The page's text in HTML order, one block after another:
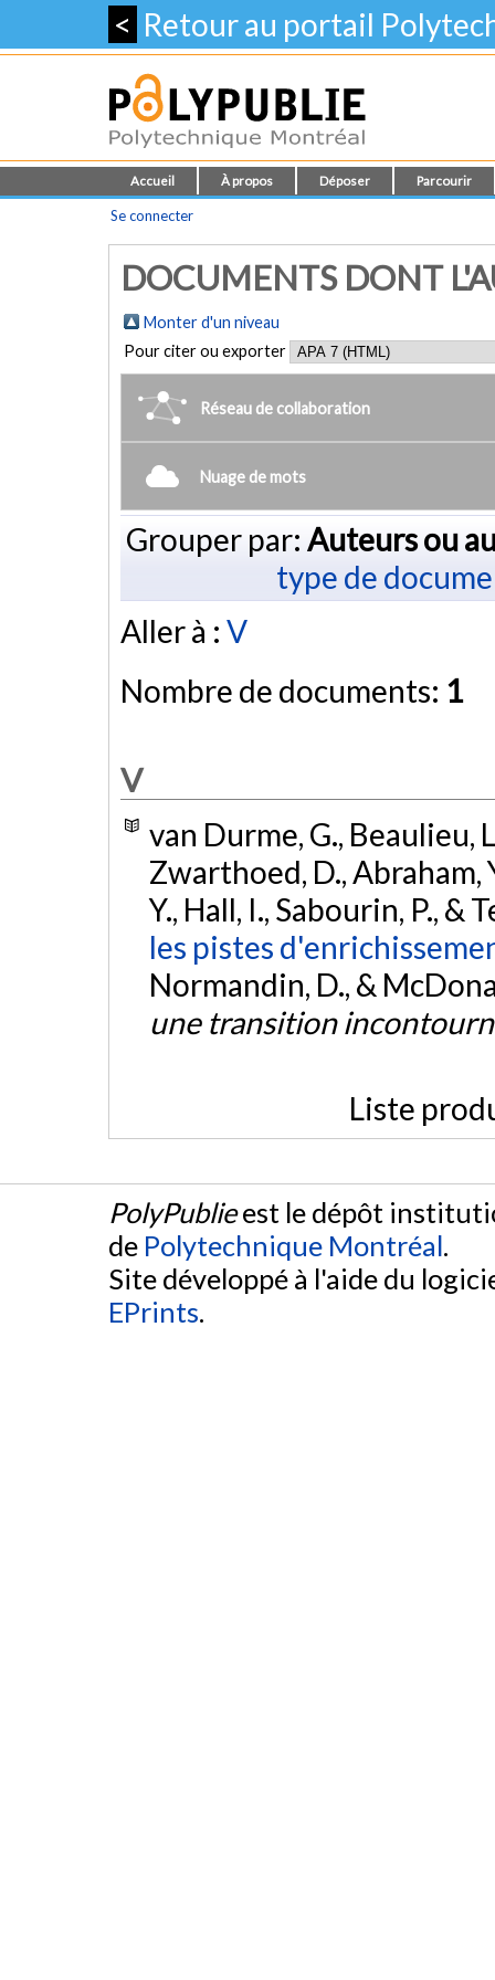
< Retour au portail
Accueil À propos Déposer Parcourir
Se connecter
DOCUMENTS DONT
Monter d'un niveau
Pour citer ou exporter
Réseau de collaboration
Nuage de mots
Grouper par: Auteurs ou
type de
Aller à : V
Nombre de documents: 1
V
van Durme, G., Beaulieu,
Zwarthoed, D., Abraham,
Y., Hall, I., Sabourin, P., &
les pistes
Normandin, D., &
une transition
Liste
PolyPublieest le dépôt
de Polytechnique Montréal.
Site développé à l'aide du
EPrints.